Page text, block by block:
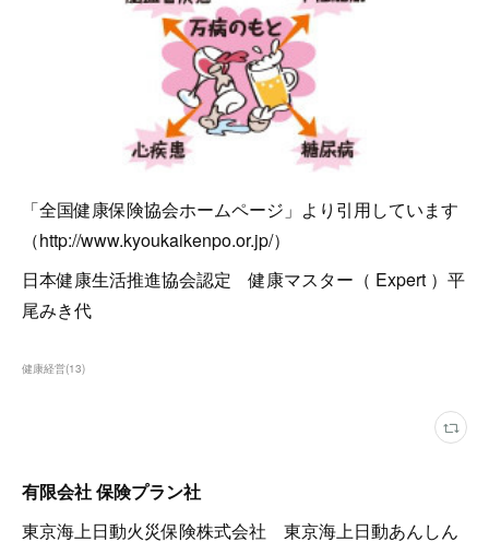
「全国健康保険協会ホームページ」より引用しています
（http://www.kyoukaikenpo.or.jp/）
日本健康生活推進協会認定 健康マスター（ Expert ）平
尾みき代
健康経営(13)
有限会社 保険プラン社
東京海上日動火災保険株式会社 東京海上日動あんしん